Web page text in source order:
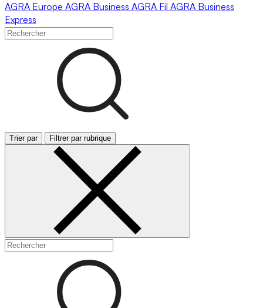
AGRA Europe AGRA Business AGRA Fil AGRA Business
Express
Trier par Filtrer par rubrique